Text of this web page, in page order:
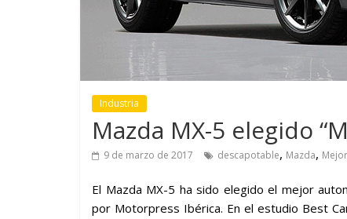
Industria
Mazda MX-5 elegido
9 de marzo de 2017 descapotable, Mazda, Mejor
El Mazda MX-5 ha sido elegido el mejor
por Motorpress Ibérica. En el estudio Best